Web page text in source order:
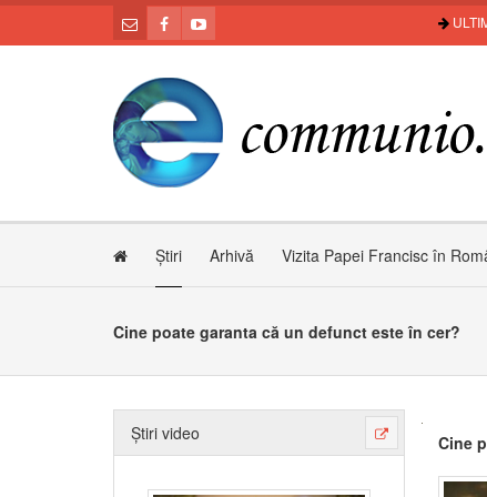
Știri Arhivă Vizita Papei Francisc în
Cine poate garanta că un defunct este în cer?
Știri video Cine